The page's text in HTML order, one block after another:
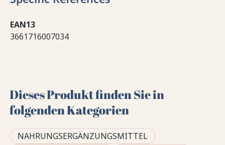
EAN13
3661716007034
Dieses Produkt finden Sie in
folgenden Kategorien
NAHRUNGSERGÄNZUNGSMITTEL